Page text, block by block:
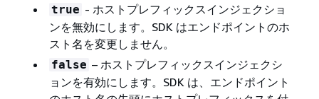
true - ホストプレフィックスインジェクショ
ンを無効にします。SDK はエンドポイントのホ
スト名を変更しません。
false – ホストプレフィックスインジェクシ
ョンを有効にします。SDK は、エンドポイント